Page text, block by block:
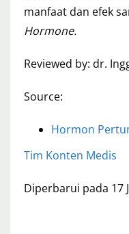
manfaat dan efek
Hormone.
Reviewed by: dr.
Source:
Hormon
Tim Konten Medis
Diperbarui pada 17